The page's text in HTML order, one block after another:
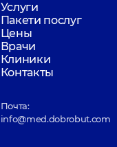
Услуги
Пакети послуг
Цены
Врачи
Клиники
Контакты
Почта:
info@med.dobrobut.com